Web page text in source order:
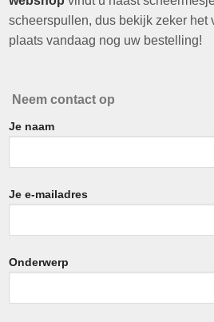
scheerspullen, dus bekijk zeker het
plaats vandaag nog uw bestelling!
Neem contact op
Je naam
Je e-mailadres
Onderwerp